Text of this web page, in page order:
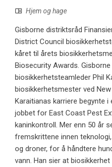
Hjem og hage
Gisborne distriktsråd
District Council
kåret til årets
Biosecurity Awards.
biosikkerhetsteamleder Phil
biosikkerhetsmester ved
Karaitianas karriere begynte i
jobbet for East Coast Pest
kaninkontroll. Mer enn 50 år
fremskrittene innen
og droner, for å håndtere
vann. Han sier at